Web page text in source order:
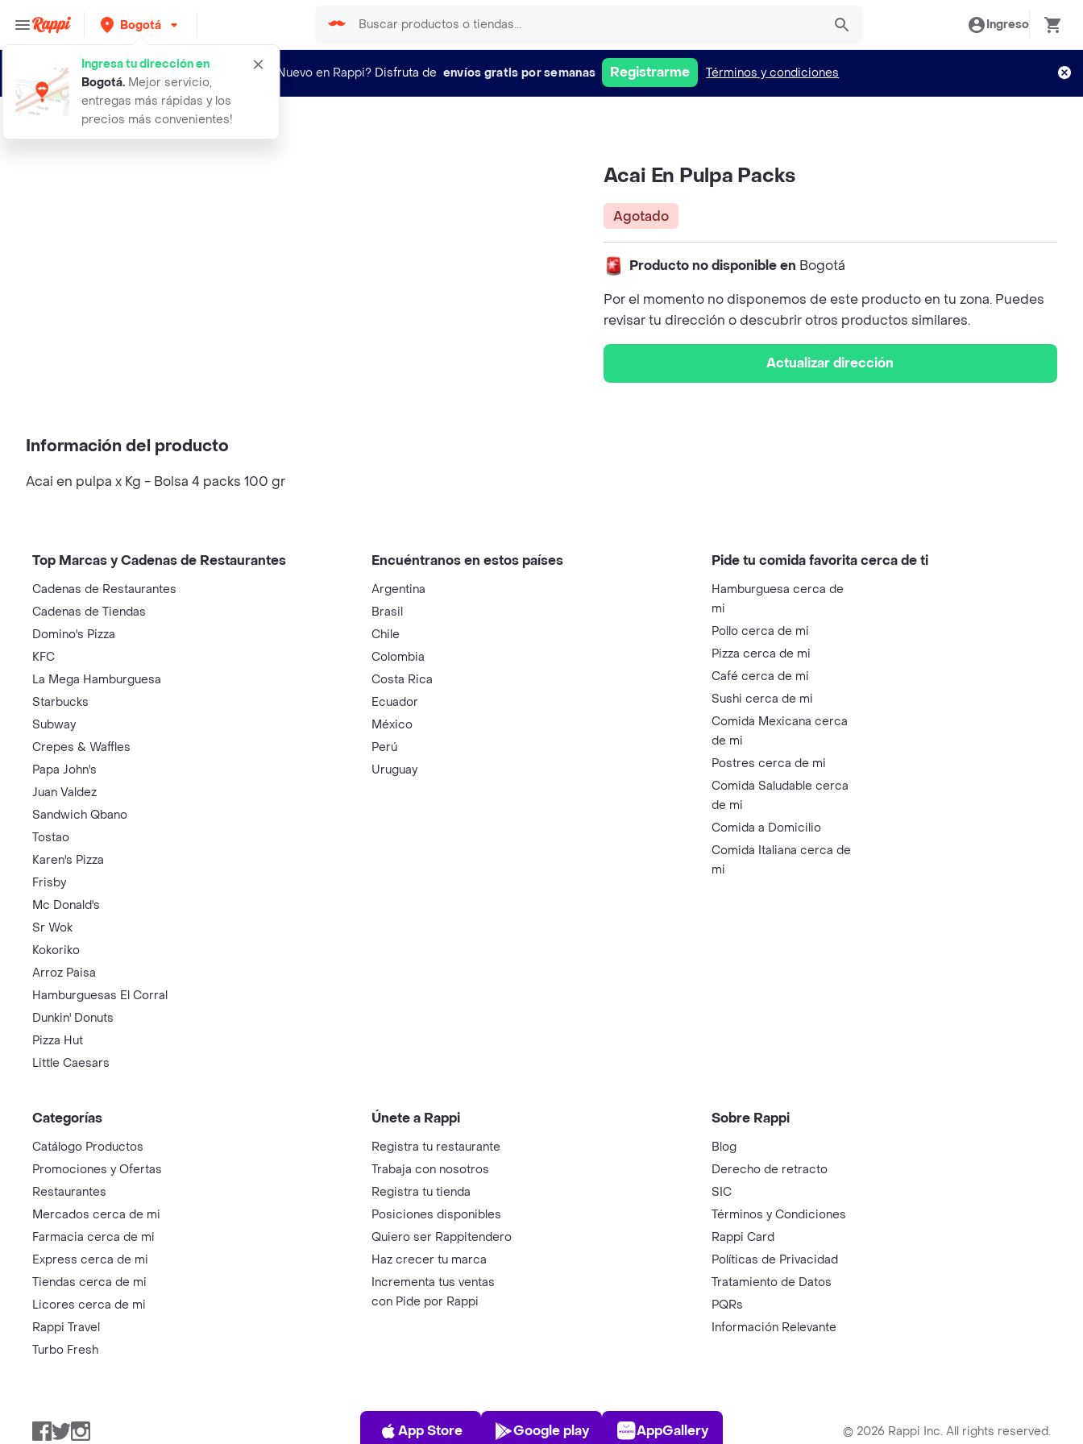
Bogotá
Ingresa tu dirección en
Bogotá. Mejor servicio,
entregas más rápidas y los
precios más convenientes!
Ingreso
¿Nuevo en Rappi? Disfruta de envíos gratis por semanas Registrarme Términos y condiciones
acai en pulpa packs
Acai En Pulpa Packs
Agotado
Producto no disponible en Bogotá
Por el momento no disponemos de este producto en tu zona. Puedes
revisar tu dirección o descubrir otros productos similares.
Actualizar dirección
Información del producto
Acai en pulpa x Kg - Bolsa 4 packs 100 gr
Top Marcas y Cadenas de Restaurantes
Cadenas de Restaurantes
Cadenas de Tiendas
Domino's Pizza
KFC
La Mega Hamburguesa
Starbucks
Subway
Crepes & Waffles
Papa John's
Juan Valdez
Sandwich Qbano
Tostao
Karen's Pizza
Frisby
Mc Donald's
Sr Wok
Kokoriko
Arroz Paisa
Hamburguesas El Corral
Dunkin' Donuts
Pizza Hut
Little Caesars
Encuéntranos en estos países
Argentina
Brasil
Chile
Colombia
Costa Rica
Ecuador
México
Perú
Uruguay
Pide tu comida favorita cerca de ti
Hamburguesa cerca de
mi
Pollo cerca de mi
Pizza cerca de mi
Café cerca de mi
Sushi cerca de mi
Comida Mexicana cerca
de mi
Postres cerca de mi
Comida Saludable cerca
de mi
Comida a Domicilio
Comida Italiana cerca de
mi
Categorías
Catálogo Productos
Promociones y Ofertas
Restaurantes
Mercados cerca de mi
Farmacia cerca de mi
Express cerca de mi
Tiendas cerca de mi
Licores cerca de mi
Rappi Travel
Turbo Fresh
Únete a Rappi
Registra tu restaurante
Trabaja con nosotros
Registra tu tienda
Posiciones disponibles
Quiero ser Rappitendero
Haz crecer tu marca
Incrementa tus ventas
con Pide por Rappi
Sobre Rappi
Blog
Derecho de retracto
SIC
Términos y Condiciones
Rappi Card
Políticas de Privacidad
Tratamiento de Datos
PQRs
Información Relevante
Facebook
TwitterInstagram
App Store
App Store
Play Store
Google play
AppGallery
AppGallery © 2026 Rappi Inc. All rights reserved.